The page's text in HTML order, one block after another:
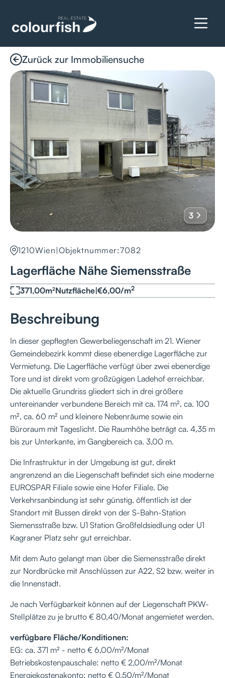
Zurück zur Immobiliensuche
3
1210Wien |Objektnummer:7082
Lagerfläche Nähe Siemensstraße
371,00m²Nutzfläche|€6,00/m2
Beschreibung
In dieser gepflegten Gewerbeliegenschaft im 21. Wiener
Gemeindebezirk kommt diese ebenerdige Lagerfläche zur
Vermietung. Die Lagerfläche verfügt über zwei ebenerdige
Tore und ist direkt vom großzügigen Ladehof erreichbar.
Die aktuelle Grundriss gliedert sich in drei größere
untereinander verbundene Bereich mit ca. 174 m², ca. 100
m², ca. 60 m² und kleinere Nebenräume sowie ein
Büroraum mit Tageslicht. Die Raumhöhe beträgt ca. 4,35 m
bis zur Unterkante, im Gangbereich ca. 3,00 m.
Die Infrastruktur in der Umgebung ist gut, direkt
angrenzend an die Liegenschaft befindet sich eine moderne
EUROSPAR Filiale sowie eine Hofer Filiale. Die
Verkehrsanbindung ist sehr günstig, öffentlich ist der
Standort mit Bussen direkt von der S-Bahn-Station
Siemensstraße bzw. U1 Station Großfeldsiedlung oder U1
Kagraner Platz sehr gut erreichbar.
Mit dem Auto gelangt man über die Siemensstraße direkt
zur Nordbrücke mit Anschlüssen zur A22, S2 bzw. weiter in
die Innenstadt.
Je nach Verfügbarkeit können auf der Liegenschaft PKW-
Stellplätze zu je brutto € 80,40/Monat angemietet werden.
verfügbare Fläche/Konditionen:
EG: ca. 371 m² - netto € 6,00/m²/Monat
Betriebskostenpauschale: netto € 2,00/m²/Monat
Energiekostenakonto: netto € 0,50/m²/Monat
Details anfragen